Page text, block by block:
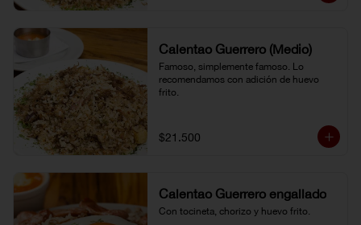
Calentao Guerrero (Medio)
Famoso, simplemente famoso. Lo
recomendamos con adición de huevo
frito.
$21.500
Calentao Guerrero engallado
Con tocineta, chorizo y huevo frito.